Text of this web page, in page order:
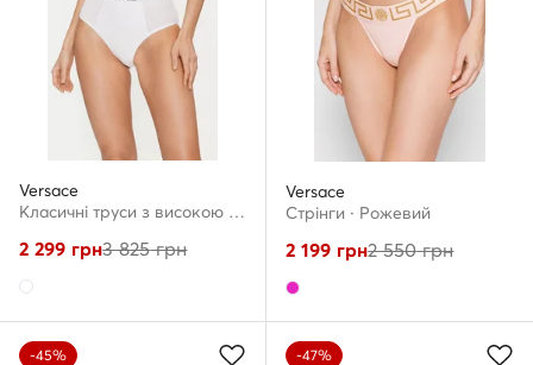
Versace
Класичні труси з високою талією · Білий
2 299 грн3 825грн
Versace
Стрінги · Рожевий
2 199 грн2 550грн
-45% -47%